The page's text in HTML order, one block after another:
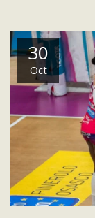
30
Oct